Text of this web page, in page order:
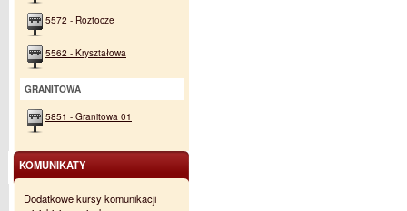
5572 - Roztocze
5562 - Kryształowa
GRANITOWA
5851 - Granitowa 01
KOMUNIKATY
Dodatkowe kursy komunikacji